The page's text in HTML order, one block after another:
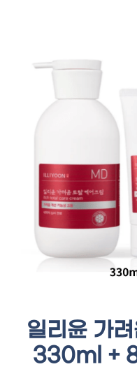
일리윤 가
330ml +